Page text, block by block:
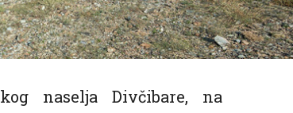
naselja Divčibare, na